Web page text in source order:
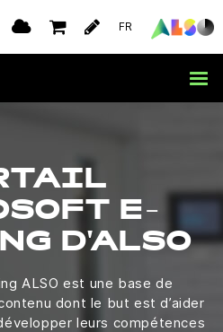
FR
E-
D'ALSO
ALSO est une base de
dont le but est d’aider
leurs compétences